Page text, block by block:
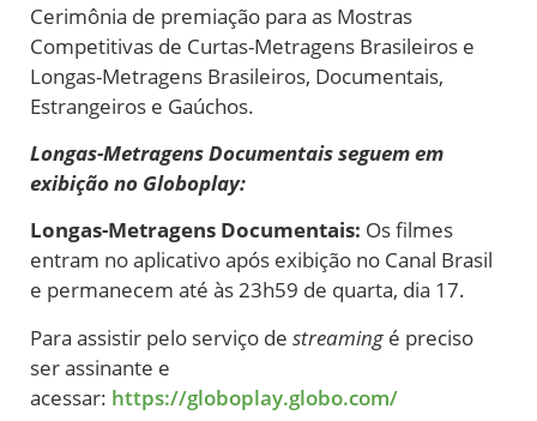
Cerimônia de premiação para as Mostras
Competitivas de Curtas-Metragens Brasileiros e
Longas-Metragens Brasileiros, Documentais,
Estrangeiros e Gaúchos.
Longas-Metragens Documentais seguem em
exibição no Globoplay:
Longas-Metragens Documentais: Os filmes
entram no aplicativo após exibição no Canal Brasil
e permanecem até às 23h59 de quarta, dia 17.
Para assistir pelo serviço de streaming é preciso
ser assinante e
acessar: https://globoplay.globo.com/